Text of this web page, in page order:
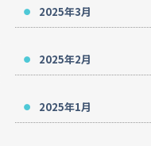
2025年3月
2025年2月
2025年1月